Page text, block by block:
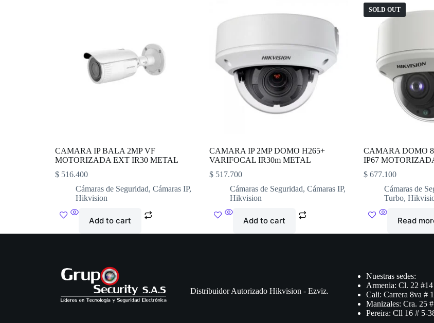
CAMARA IP BALA 2MP VF
MOTORIZADA EXT IR30 METAL
$ 516.400
Cámaras de Seguridad,Cámaras IP,
Hikvision
Add to cart
CAMARA IP 2MP DOMO H265+
VARIFOCAL IR30m METAL
$ 517.700
Cámaras de Seguridad,Cámaras IP,
Hikvision
Add to cart
SOLD OUT
CAMARA DOMO
IP67
$677.100
Cámaras de
Turbo,
Read
Distribuidor Autorizado Hikvision - Ezviz.
Nuestras sedes:
Armenia: Cl. 22
Cali: Carrera 8va #
Manizales: Cra. 25
Pereira: Cll 16 # 5-